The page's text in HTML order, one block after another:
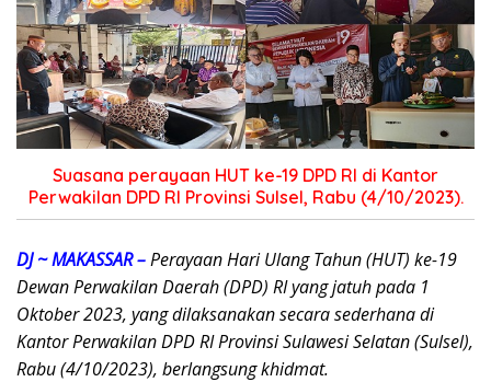
Suasana perayaan HUT ke-19 DPD RI di Kantor
Perwakilan DPD RI Provinsi Sulsel, Rabu (4/10/2023).
DJ ~ MAKASSAR –Perayaan Hari Ulang Tahun (HUT) ke-19
Dewan Perwakilan Daerah (DPD) RI yang jatuh pada 1
Oktober 2023, yang dilaksanakan secara sederhana di
Kantor Perwakilan DPD RI Provinsi Sulawesi Selatan (Sulsel),
Rabu (4/10/2023), berlangsung khidmat.